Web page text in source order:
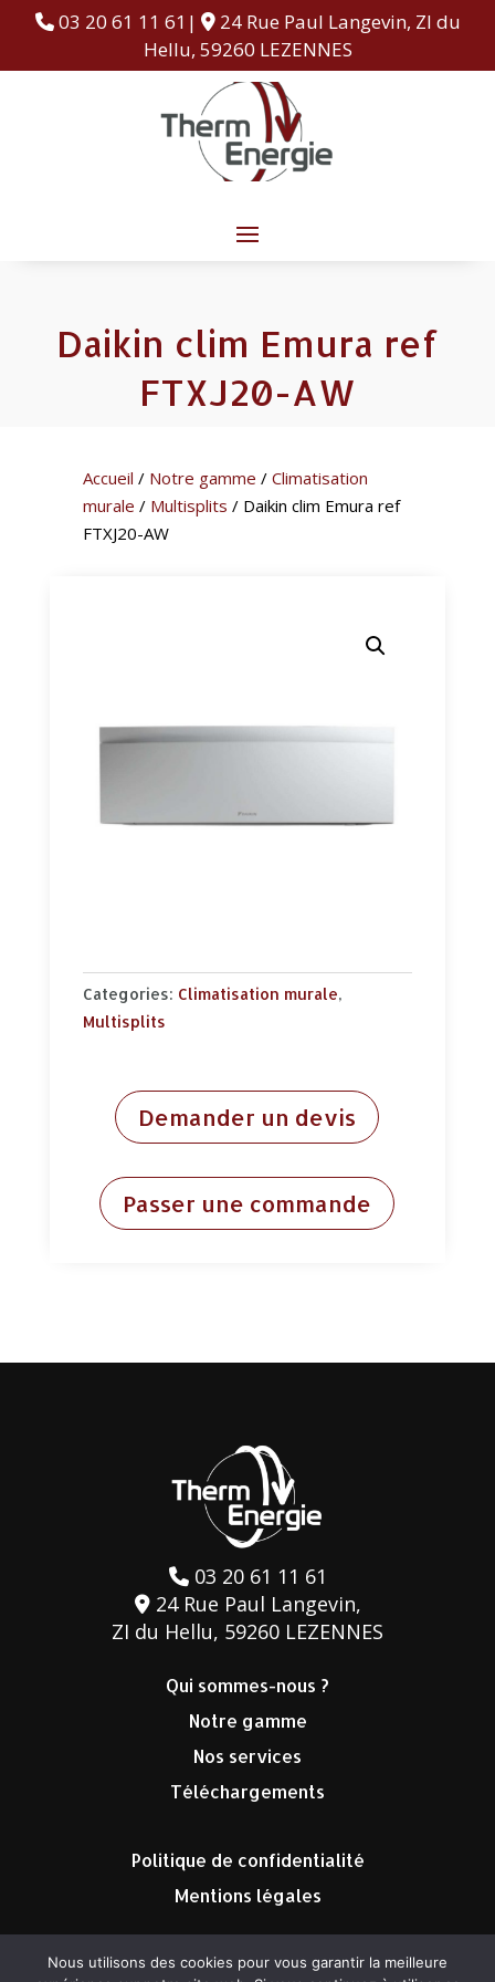
03 20 61 11 61|
24 Rue Paul Langevin, ZI du
Hellu, 59260 LEZENNES
Daikin clim Emura ref
FTXJ20-AW
Accueil / Notre gamme / Climatisation
murale / Multisplits / Daikin clim Emura ref
FTXJ20-AW
Categories: Climatisation murale,
Multisplits
Demander un devis
Passer une commande
03 20 61 11 61
24 Rue Paul Langevin,
ZI du Hellu, 59260 LEZENNES
Qui sommes-nous ?
Notre gamme
Nos services
Téléchargements
Politique de confidentialité
Mentions légales
Nous utilisons des cookies pour vous garantir la meilleure